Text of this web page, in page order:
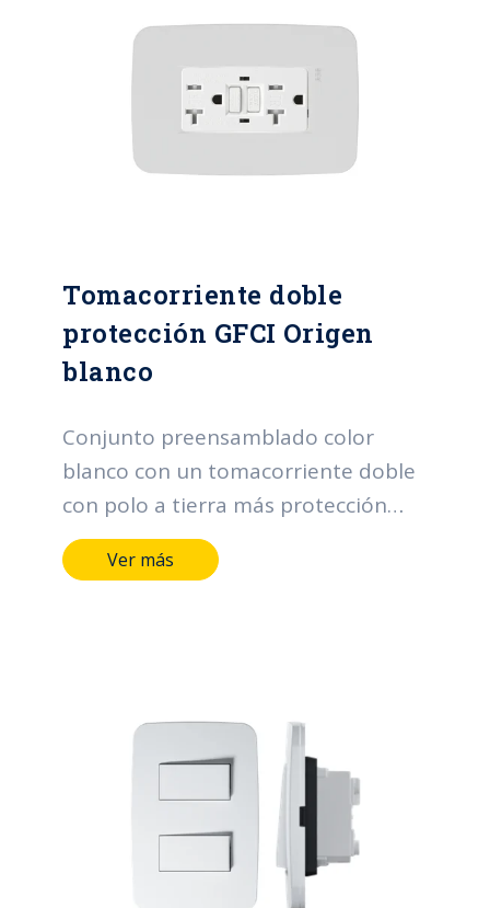
Tomacorriente doble
protección GFCI Origen
blanco
Conjunto preensamblado color
blanco con un tomacorriente doble
con polo a tierra más protección
GFCI. 20A/125Vac, disparo: Clase A,
5mA. Cumple con UL498/UL943/CSA
Ver más